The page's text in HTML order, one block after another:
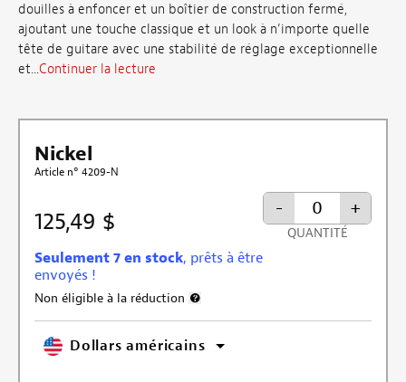
douilles à enfoncer et un boîtier de construction fermé,
ajoutant une touche classique et un look à n’importe quelle
tête de guitare avec une stabilité de réglage exceptionnelle
et...Continuer la lecture
Nickel
Article n° 4209-N
125,49 $
Seulement 7 en stock, prêts à être
envoyés !
Non éligible à la réduction
- +
QUANTITÉ
Dollars américains